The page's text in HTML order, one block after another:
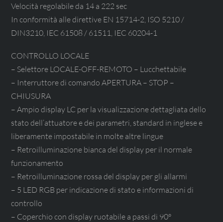
Velocità regolabile da 14 a 222 sec
In conformità alle direttive EN 15714-2, ISO 5210 /
DIN3210, IEC 61508 / 61511, IEC 60204-1
CONTROLLO LOCALE
– Selettore LOCALE-OFF-REMOTO – Lucchettabile
– Interruttore di comando APERTURA – STOP –
CHIUSURA
– Ampio display LC per la visualizzazione dettagliata dello
stato dell’attuatore e dei parametri, standard in inglese e
liberamente impostabile in molte altre lingue
– Retroilluminazione bianca del display per il normale
funzionamento
– Retroilluminazione rossa del display per gli allarmi
– 5 LED RGB per indicazione di stato e informazioni di
controllo
– Coperchio con display ruotabile a passi di 90°